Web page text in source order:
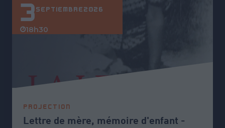
3 SEPTIEMBRE 2026
18h30
PROJECTION
Lettre de mère, mémoire d'enfant -